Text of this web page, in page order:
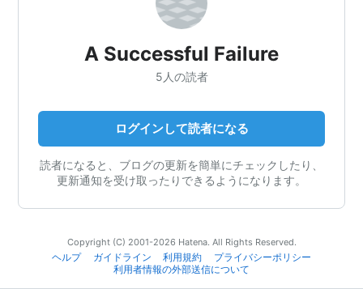
A Successful Failure
5人の読者
ログインして読者になる
読者になると、ブログの更新を簡単にチェックしたり、
更新通知を受け取ったりできるようになります。
Copyright (C) 2001-2026 Hatena. All Rights Reserved.
ヘルプ
ガイドライン 利用規約
プライバシーポリシー
利用者情報の外部送信について